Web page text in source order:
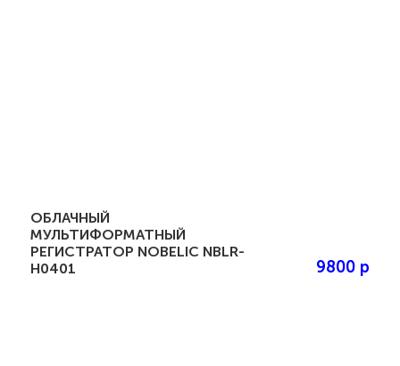
ОБЛАЧНЫЙ
МУЛЬТИФОРМАТНЫЙ
РЕГИСТРАТОР NOBELIC NBLR-
H0401
9800 р